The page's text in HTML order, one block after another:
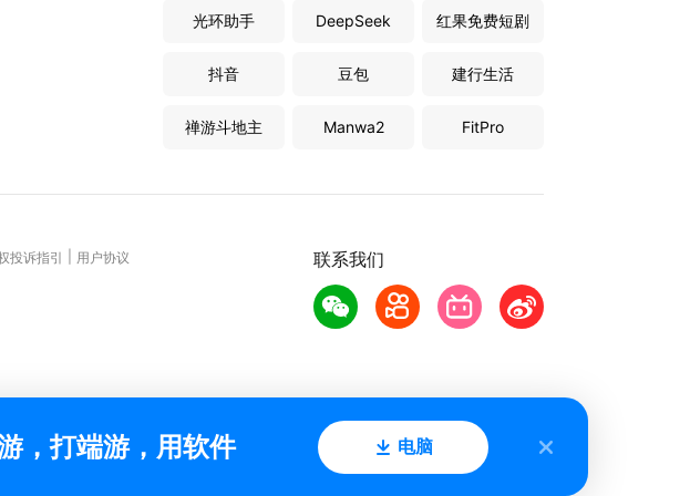
光环助手 DeepSeek 红果免费短剧
抖音 豆包 建行生活
禅游斗地主 Manwa2 FitPro
联系我们
投诉指引
用户协议
，打端游，用软件 电脑